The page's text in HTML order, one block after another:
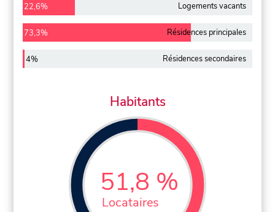
22,6% Logements vacants
73,3% Résidences principales
4% Résidences secondaires
Habitants
51,8 %
Locataires